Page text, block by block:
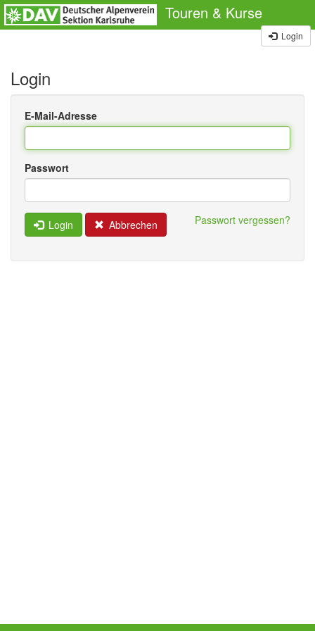
Touren & Kurse
Login
Login
E-Mail-Adresse
Passwort
Passwort vergessen?
Login Abbrechen